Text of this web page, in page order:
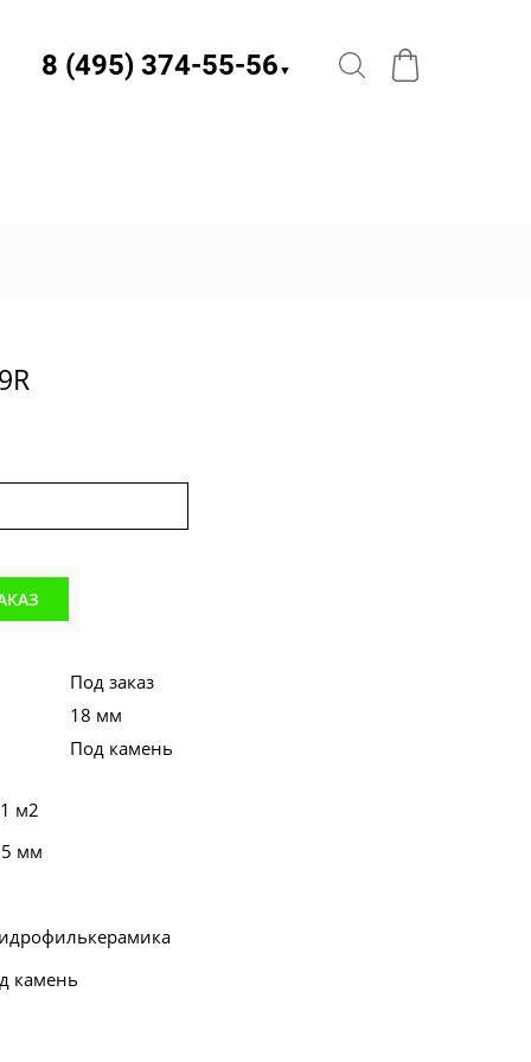
8 (495) 374-55-56​ ▼
Под заказ
18 мм
Под камень
м2
мм
камень